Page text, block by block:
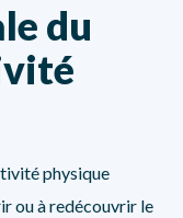
du
physique
ou à redécouvrir le